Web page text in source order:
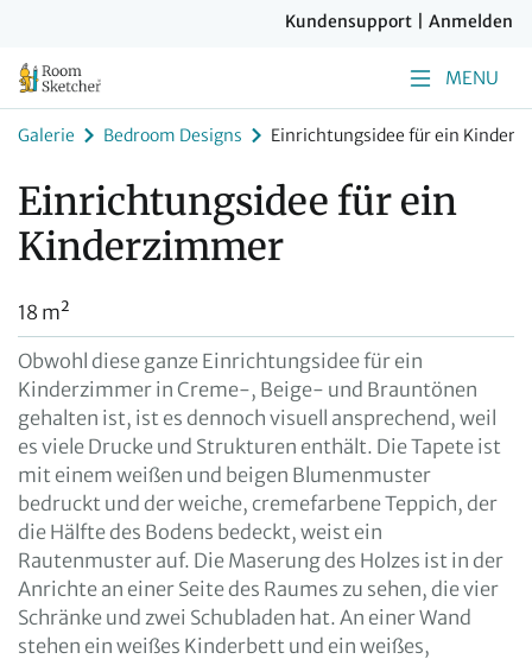
Kundensupport Anmelden
MENU
Galerie Bedroom Designs Einrichtungsidee für ein
Einrichtungsidee für ein
Kinderzimmer
18 m²
Obwohl diese ganze Einrichtungsidee für ein
Kinderzimmer in Creme-, Beige- und Brauntönen
gehalten ist, ist es dennoch visuell ansprechend, weil
es viele Drucke und Strukturen enthält. Die Tapete ist
mit einem weißen und beigen Blumenmuster
bedruckt und der weiche, cremefarbene Teppich, der
die Hälfte des Bodens bedeckt, weist ein
Rautenmuster auf. Die Maserung des Holzes ist in der
Anrichte an einer Seite des Raumes zu sehen, die vier
Schränke und zwei Schubladen hat. An einer Wand
stehen ein weißes Kinderbett und ein weißes,